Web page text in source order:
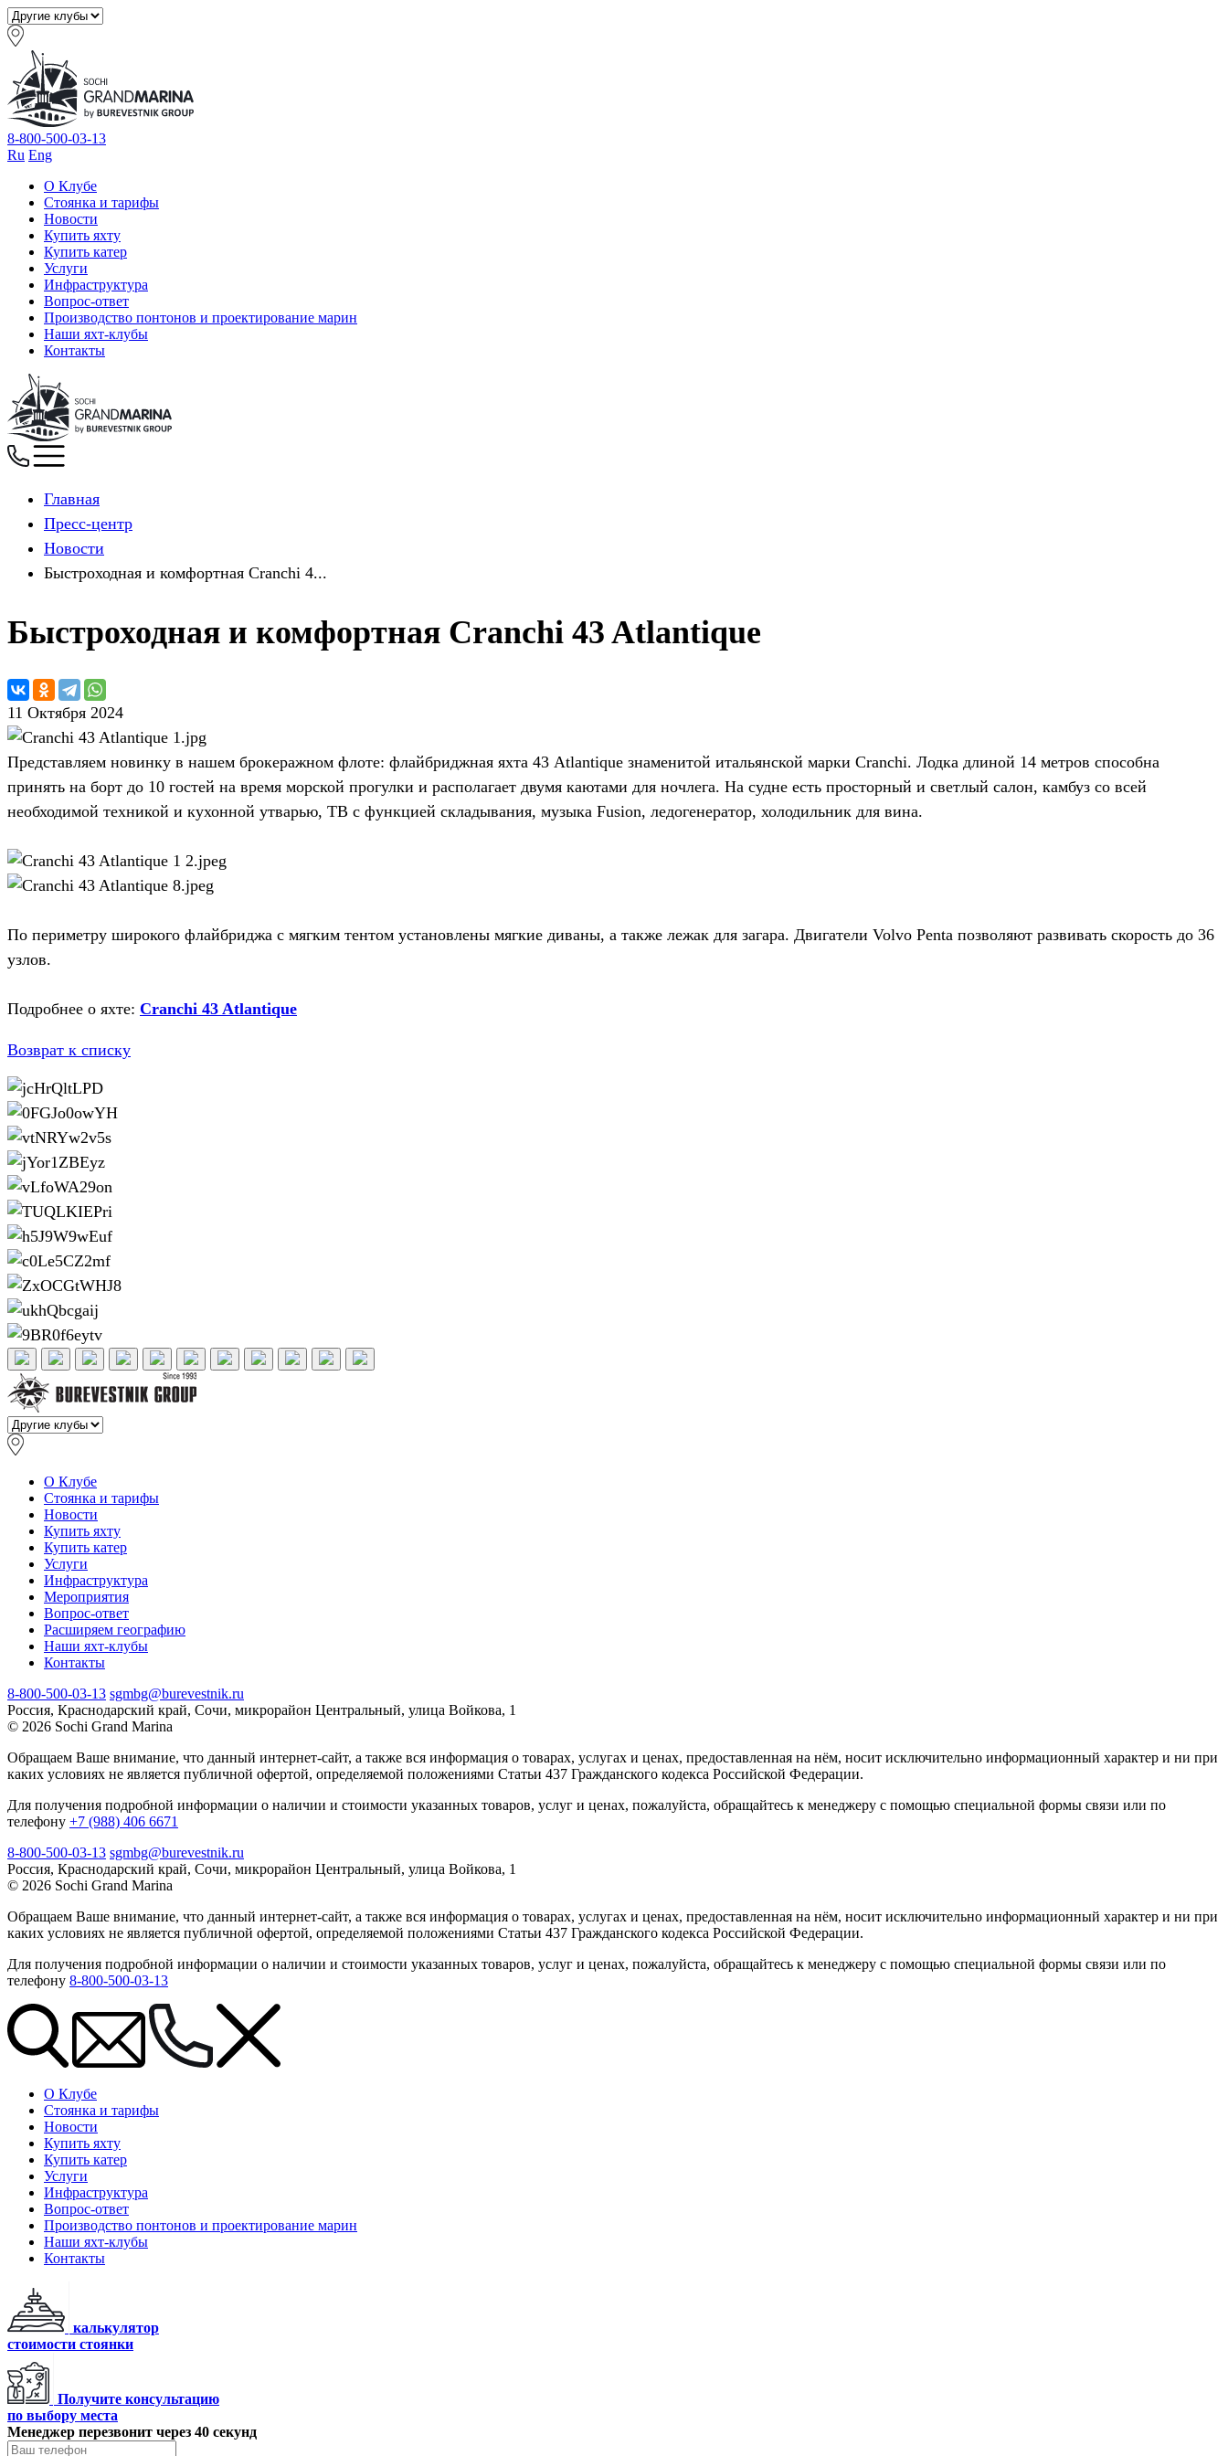
8-800-500-03-13
Ru Eng
О Клубе
Стоянка и тарифы
Новости
Купить яхту
Купить катер
Услуги
Инфраструктура
Вопрос-ответ
Производство понтонов и проектирование марин
Наши яхт-клубы
Контакты
Главная
Пресс-центр
Новости
Быстроходная и комфортная Cranchi 4...
Быстроходная и комфортная Cranchi 43 Atlantique
11 Октября 2024
Представляем новинку в нашем брокеражном флоте: флайбриджная яхта 43 Atlantique знаменитой итальянской марки Cranchi. Лодка длиной 14 метров способна
принять на борт до 10 гостей на время морской прогулки и располагает двумя каютами для ночлега. На судне есть просторный и светлый салон, камбуз со всей
необходимой техникой и кухонной утварью, ТВ с функцией складывания, музыка Fusion, ледогенератор, холодильник для вина.
По периметру широкого флайбриджа с мягким тентом установлены мягкие диваны, а также лежак для загара. Двигатели Volvo Penta позволяют развивать скорость до 36
узлов.
Подробнее о яхте: Cranchi 43 Atlantique
Возврат к списку
О Клубе
Стоянка и тарифы
Новости
Купить яхту
Купить катер
Услуги
Инфраструктура
Мероприятия
Вопрос-ответ
Расширяем географию
Наши яхт-клубы
Контакты
8-800-500-03-13 sgmbg@burevestnik.ru
Россия, Краснодарский край, Сочи, микрорайон Центральный, улица Войкова, 1
© 2026 Sochi Grand Marina
Обращаем Ваше внимание, что данный интернет-сайт, а также вся информация о товарах, услугах и ценах, предоставленная на нём, носит исключительно информационный характер и ни при
каких условиях не является публичной офертой, определяемой положениями Статьи 437 Гражданского кодекса Российской Федерации.
Для получения подробной информации о наличии и стоимости указанных товаров, услуг и ценах, пожалуйста, обращайтесь к менеджеру с помощью специальной формы связи или по
телефону +7 (988) 406 6671
8-800-500-03-13 sgmbg@burevestnik.ru
Россия, Краснодарский край, Сочи, микрорайон Центральный, улица Войкова, 1
© 2026 Sochi Grand Marina
Обращаем Ваше внимание, что данный интернет-сайт, а также вся информация о товарах, услугах и ценах, предоставленная на нём, носит исключительно информационный характер и ни при
каких условиях не является публичной офертой, определяемой положениями Статьи 437 Гражданского кодекса Российской Федерации.
Для получения подробной информации о наличии и стоимости указанных товаров, услуг и ценах, пожалуйста, обращайтесь к менеджеру с помощью специальной формы связи или по
телефону 8-800-500-03-13
О Клубе
Стоянка и тарифы
Новости
Купить яхту
Купить катер
Услуги
Инфраструктура
Вопрос-ответ
Производство понтонов и проектирование марин
Наши яхт-клубы
Контакты
калькулятор
стоимости стоянки
Получите консультацию
по выбору места
Менеджер перезвонит через 40 секунд